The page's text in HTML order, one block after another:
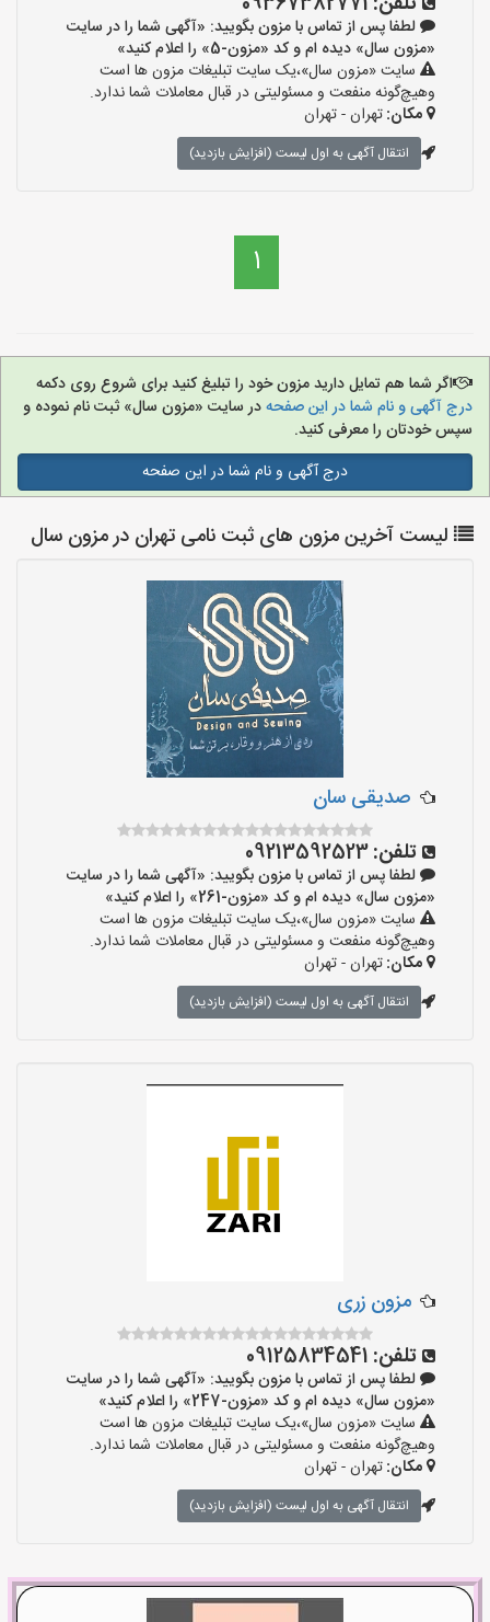
لطفا پس از تماس با مزون بگویید: «آگهی شما را در سایت
«مزون سال» دیده ام و کد «مزون-5» را اعلام کنید»
سایت «مزون سال»،یک سایت تبلیغات مزون ها است
وهیچ‌گونه منفعت و مسئولیتی در قبال معاملات شما ندارد.
مکان:تهران - تهران
انتقال آگهی به اول لیست (افزایش بازدید)
1
اگر شما هم تمایل دارید مزون خود را تبلیغ کنید برای شروع روی دکمه
درج آگهی و نام شما در این صفحهدر سایت «مزون سال» ثبت نام نموده و
سپس خودتان را معرفی کنید.
درج آگهی و نام شما در این صفحه
لیست آخرین مزون های ثبت نامی تهران در مزون سال
صدیقی سان
تلفن:09213592523
لطفا پس از تماس با مزون بگویید: «آگهی شما را در سایت
«مزون سال» دیده ام و کد «مزون-261» را اعلام کنید»
سایت «مزون سال»،یک سایت تبلیغات مزون ها است
وهیچ‌گونه منفعت و مسئولیتی در قبال معاملات شما ندارد.
مکان:تهران - تهران
انتقال آگهی به اول لیست (افزایش بازدید)
مزون زری
تلفن: 09125834541
لطفا پس از تماس با مزون بگویید: «آگهی شما را در سایت
«مزون سال» دیده ام و کد «مزون-247» را اعلام کنید»
سایت «مزون سال»،یک سایت تبلیغات مزون ها است
وهیچ‌گونه منفعت و مسئولیتی در قبال معاملات شما ندارد.
مکان:تهران - تهران
انتقال آگهی به اول لیست (افزایش بازدید)